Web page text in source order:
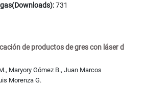
731
de productos de gres con láser d
Maryory Gómez B., Juan Marcos
Morenza G.